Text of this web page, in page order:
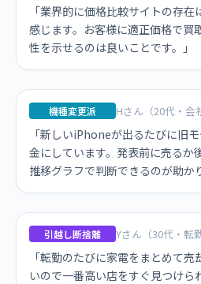
「業界的に価格比較サイトの存
感じます。お客様に適正価格で買
性を示せるのは良いことです。」
機種変更派 Hさん（20代・会
「新しいiPhoneが出るたびに旧
金にしています。発表前に売るか
推移グラフで判断できるのが助か
引越し断捨離 Yさん（30代・転
「転勤のたびに家電をまとめて
いので一番高い店をすぐ見つけら